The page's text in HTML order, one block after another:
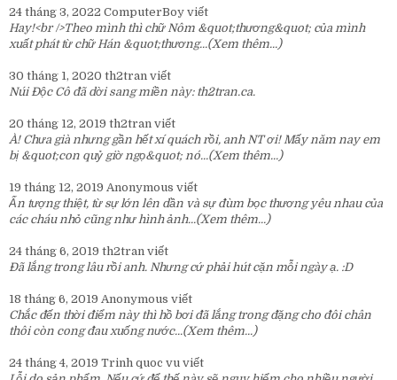
24 tháng 3, 2022 ComputerBoy viết
Hay!<br />Theo mình thì chữ Nôm &quot;thương&quot; của mình
xuất phát từ chữ Hán &quot;thương...(Xem thêm...)
30 tháng 1, 2020 th2tran viết
Núi Độc Cô đã dời sang miền này: th2tran.ca.
20 tháng 12, 2019 th2tran viết
À! Chưa già nhưng gần hết xí quách rồi, anh NT ơi! Mấy năm nay em
bị &quot;con quỷ giờ ngọ&quot; nó...(Xem thêm...)
19 tháng 12, 2019 Anonymous viết
Ấn tượng thiệt, từ sự lớn lên dần và sự đùm bọc thương yêu nhau của
các cháu nhỏ cũng như hình ảnh...(Xem thêm...)
24 tháng 6, 2019 th2tran viết
Đã lắng trong lâu rồi anh. Nhưng cứ phải hút cặn mỗi ngày ạ. :D
18 tháng 6, 2019 Anonymous viết
Chắc đến thời điểm này thì hồ bơi đã lắng trong đặng cho đôi chân
thôi còn cong đau xuống nước...(Xem thêm...)
24 tháng 4, 2019 Trinh quoc vu viết